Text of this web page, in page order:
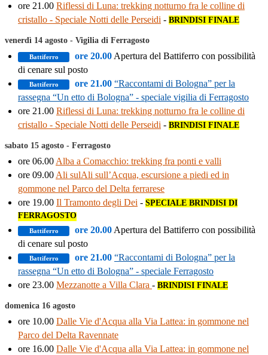
ore 21.00 Riflessi di Luna: trekking notturno fra le colline di
cristallo - Speciale Notti delle Perseidi - BRINDISI FINALE
venerdì 14 agosto - Vigilia di Ferragosto
Battiferro ore 20.00Apertura del Battiferro con possibilità
di cenare sul posto
Battiferro ore 21.00 “Raccontami di Bologna” per la
rassegna “Un etto di Bologna” - speciale vigilia di Ferragosto
ore 21.00 Riflessi di Luna: trekking notturno fra le colline di
cristallo - Speciale Notti delle Perseidi - BRINDISI FINALE
sabato 15 agosto - Ferragosto
ore 06.00Alba a Comacchio: trekking fra ponti e valli
ore 09.00Ali sulAli sull’Acqua, escursione a piedi ed in
gommone nel Parco del Delta ferrarese
ore 19.00 Il Tramonto degli Dei - SPECIALE BRINDISI DI
FERRAGOSTO
Battiferro ore 20.00Apertura del Battiferro con possibilità
di cenare sul posto
Battiferro ore 21.00 “Raccontami di Bologna” per la
rassegna “Un etto di Bologna” - speciale Ferragosto
ore 23.00 Mezzanotte a Villa Clara - BRINDISI FINALE
domenica 16 agosto
ore 10.00 Dalle Vie d'Acqua alla Via Lattea: in gommone nel
Parco del Delta Ravennate
ore 16.00 Dalle Vie d'Acqua alla Via Lattea: in gommone nel